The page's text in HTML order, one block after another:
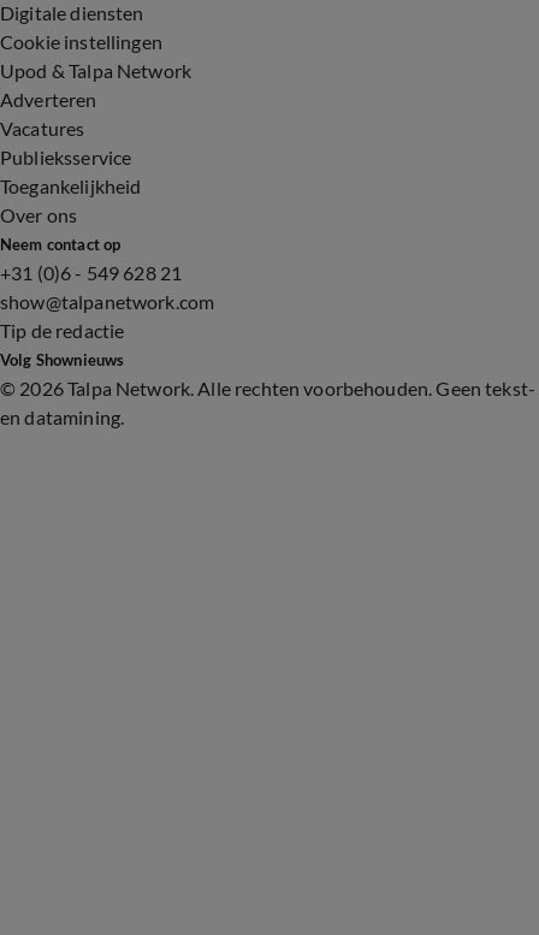
Digitale diensten
Cookie instellingen
Upod & Talpa Network
Adverteren
Vacatures
Publieksservice
Toegankelijkheid
Over ons
Neem contact op
+31 (0)6 - 549 628 21
show@talpanetwork.com
Tip de redactie
Volg Shownieuws
© 2026 Talpa Network. Alle rechten voorbehouden. Geen tekst-
en datamining.